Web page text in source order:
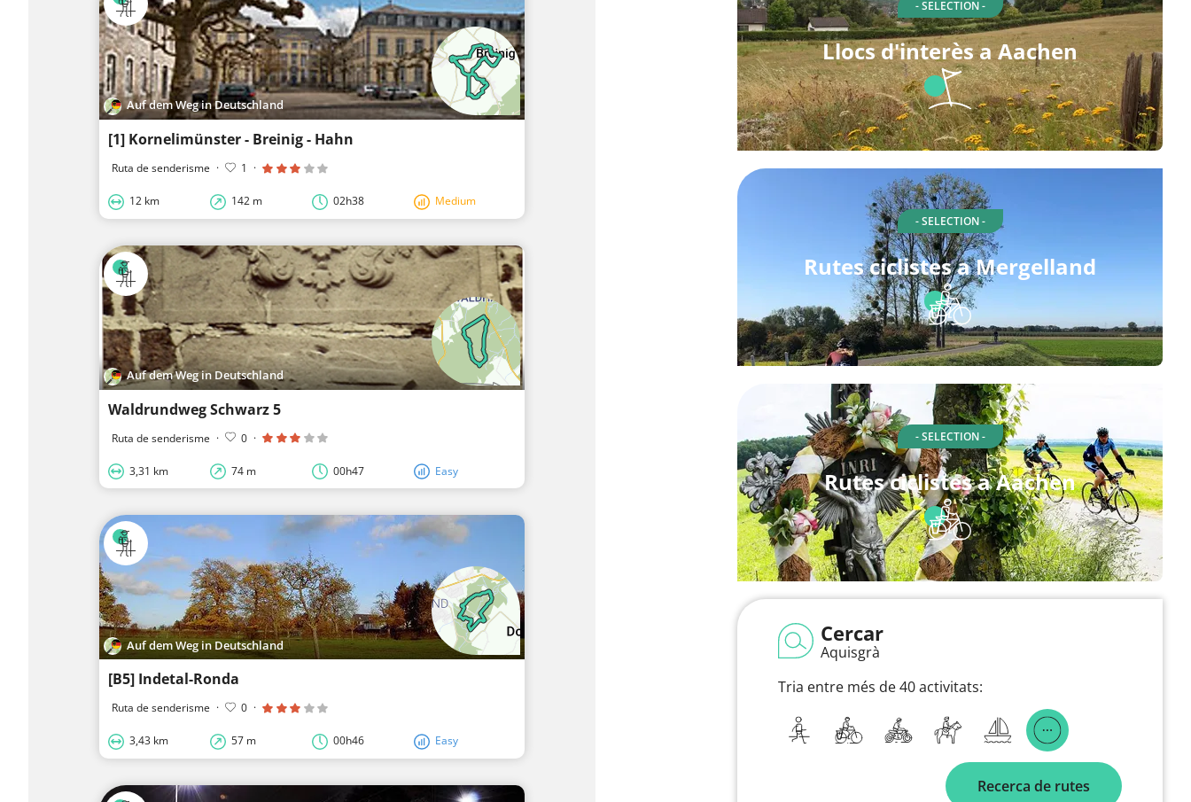
Auf dem Weg in Deutschland
[1] Kornelimünster - Breinig - Hahn
Ruta de senderisme · 1 ·
12 km 142 m 02h38 Medium
Auf dem Weg in Deutschland
Waldrundweg Schwarz 5
Ruta de senderisme · 0 ·
3,31 km 74 m 00h47 Easy
Auf dem Weg in Deutschland
[B5] Indetal-Ronda
Ruta de senderisme · 0 ·
3,43 km 57 m 00h46 Easy
- SELECTION -
Llocs d'interès a Aachen
- SELECTION -
Rutes ciclistes a Mergelland
- SELECTION -
Rutes ciclistes a Aachen
Cercar
Aquisgrà
Tria entre més de 40 activitats:
Recerca de rutes